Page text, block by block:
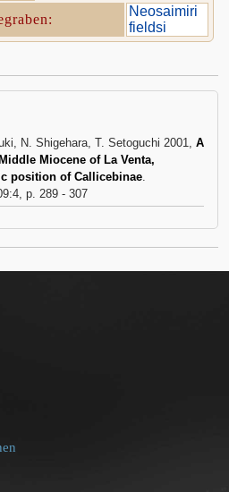
Neosaimiri
fieldsi
N. Shigehara, T. Setoguchi 2001, A
Miocene of La Venta,
position of Callicebinae.
p. 289 - 307